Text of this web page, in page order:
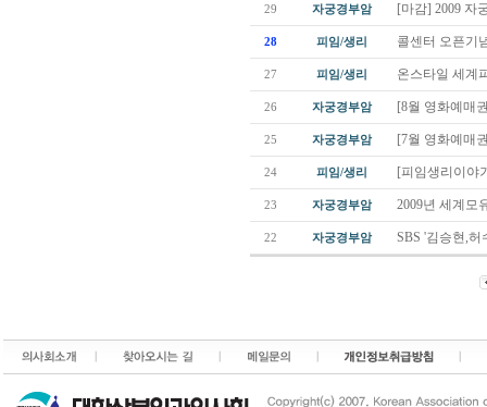
29 자궁경부암 [마감] 2009 자
28 피임/생리 콜센터 오픈기
27 피임/생리 온스타일 세계
26 자궁경부암 [8월 영화예매
25 자궁경부암 [7월 영화예매
24 피임/생리 [피임생리이야
23 자궁경부암 2009년 세계모
22 자궁경부암 SBS '김승현,